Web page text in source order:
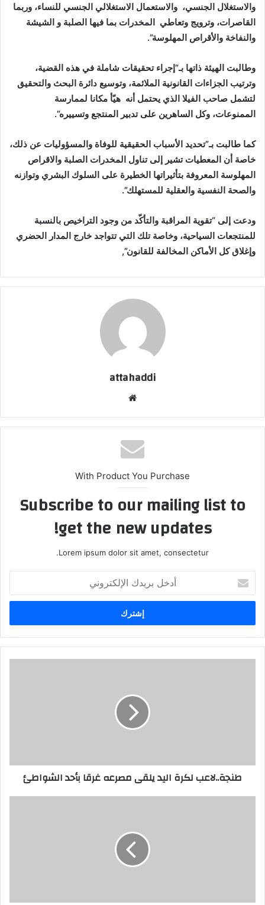
والاستغلال الجنسي، والاستعمال الاستغلالي الجنسي للنساء، وربما
القاصرات، وترويج وتعاطي المخدرات بما فيها الصلبة و الشيشة
والنفاخة والأقراص المهلوسة”.
وطالبت الهيئة ذاتها بـ”إجراء تحقيقات شاملة في هذه القضية،
وترتيب الجزاءات القانونية الملائمة، وتوسيع دائرة البحث والتحقيق
لتشمل صاحب الفيلا الذي يحتمل أنه هيّأ مكانا لممارسة
الممنوعات، وكل الساهرين على تدبير المنتجع وتسييره”.
كما طالبت بـ”تحديد الأسباب الحقيقية للوفاة والمسؤوليات عن ذلك،
خاصة أن المعطيات تشير إلى تناول المخدرات الصلبة والاقراص
المهلوسة المعروفة بتأثيراتها الخطيرة على السلوك البشري وتوازنه
والصحة النفسية والعقلية للمستهلك”.
ودعت إلى “تقوية المراقبة والتأكّد من وجود التراخيص بالنسبة
للمنتجعات السياحية، وخاصة تلك التي تتواجد خارج المدار الحضري
وإغلاق كل الأماكن المخالفة للقانون”,
attahaddi
With Product You Purchase
Subscribe to our mailing list to
get the new updates!
Lorem ipsum dolor sit amet, consectetur.
بريدك
الإلكتروني
طنجة..لاعب لكرة اليد يلقى مصرعه غرقا بأحد الشواطئ